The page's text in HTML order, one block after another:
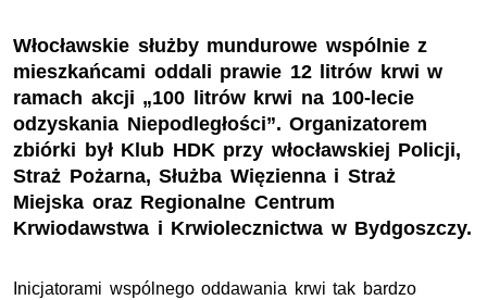
Włocławskie służby mundurowe wspólnie z
mieszkańcami oddali prawie 12 litrów krwi w
ramach akcji „100 litrów krwi na 100-lecie
odzyskania Niepodległości”. Organizatorem
zbiórki był Klub HDK przy włocławskiej Policji,
Straż Pożarna, Służba Więzienna i Straż
Miejska oraz Regionalne Centrum
Krwiodawstwa i Krwiolecznictwa w Bydgoszczy.
Inicjatorami wspólnego oddawania krwi tak bardzo